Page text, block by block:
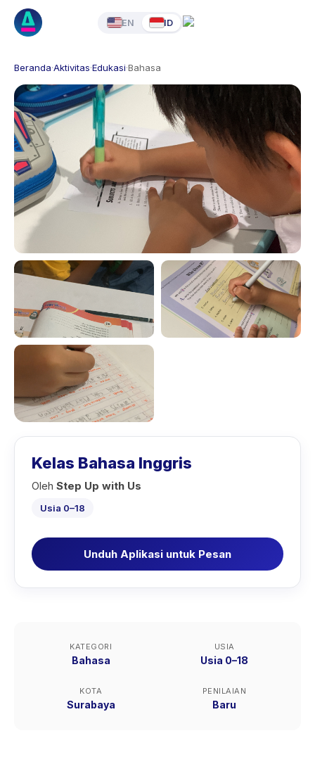
EN ID
Beranda·Aktivitas·Edukasi·Bahasa
Kelas Bahasa Inggris
Oleh Step Up with Us
Usia 0–18
Unduh Aplikasi untuk Pesan
KATEGORI
Bahasa
USIA
Usia 0–18
KOTA
Surabaya
PENILAIAN
Baru